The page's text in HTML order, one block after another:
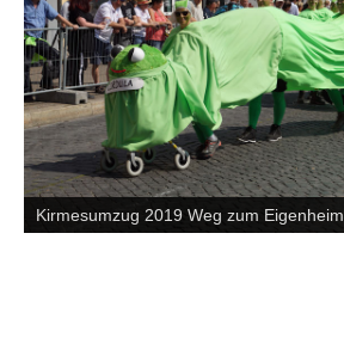
Kirmesumzug 2019 Weg zum Eigenheim